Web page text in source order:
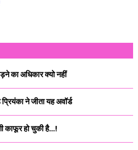
का अधिकार क्यो नहीं
ने जीता यह अवॉर्ड
काफूर हो चुकी है...!